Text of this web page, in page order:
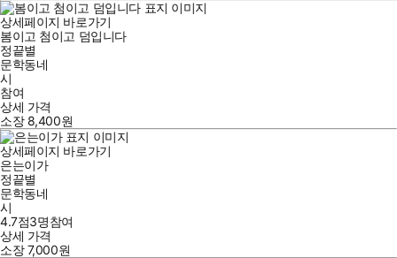
상세페이지 바로가기
봄이고 첨이고 덤입니다
정끝별
문학동네
시
참여
상세 가격
소장 8,400원
상세페이지 바로가기
은는이가
정끝별
문학동네
시
4.7점3명참여
상세 가격
소장7,000원